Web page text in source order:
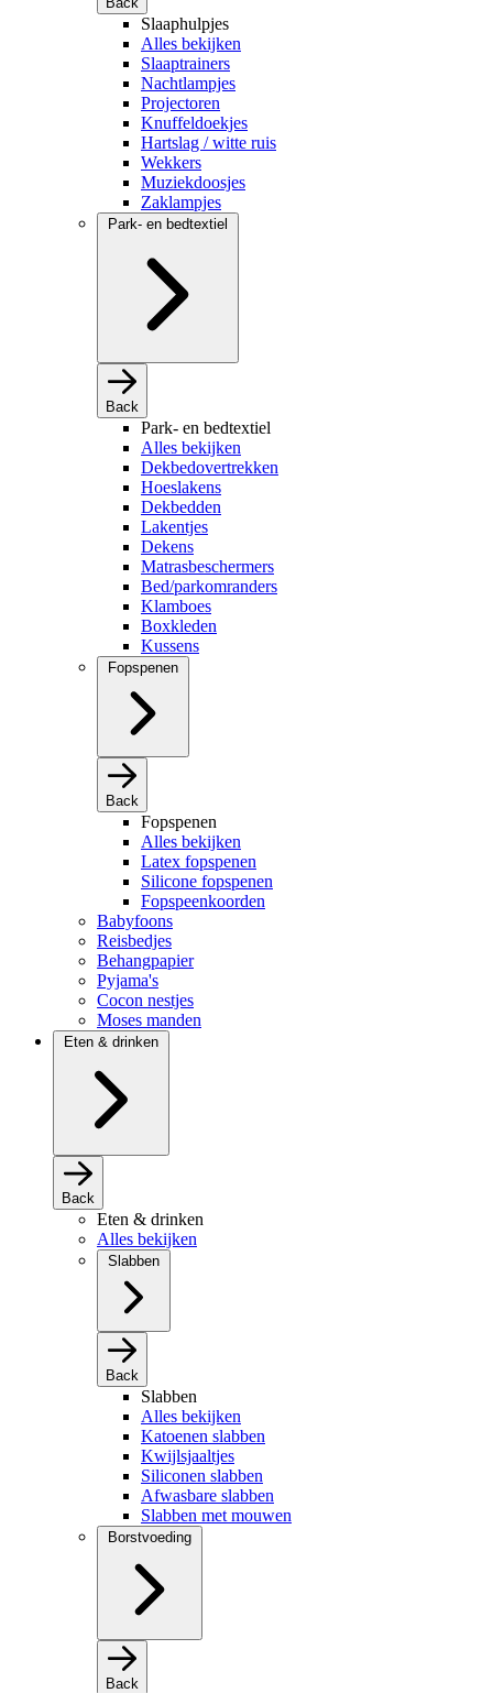
Slaaphulpjes
Alles bekijken
Slaaptrainers
Nachtlampjes
Projectoren
Knuffeldoekjes
Hartslag / witte ruis
Wekkers
Muziekdoosjes
Zaklampjes
Park- en bedtextiel
Back
Park- en bedtextiel
Alles bekijken
Dekbedovertrekken
Hoeslakens
Dekbedden
Lakentjes
Dekens
Matrasbeschermers
Bed/parkomranders
Klamboes
Boxkleden
Kussens
Fopspenen
Back
Fopspenen
Alles bekijken
Latex fopspenen
Silicone fopspenen
Fopspeenkoorden
Babyfoons
Reisbedjes
Behangpapier
Pyjama's
Cocon nestjes
Moses manden
Eten & drinken
Back
Eten & drinken
Alles bekijken
Slabben
Back
Slabben
Alles bekijken
Katoenen slabben
Kwijlsjaaltjes
Siliconen slabben
Afwasbare slabben
Slabben met mouwen
Borstvoeding
Back